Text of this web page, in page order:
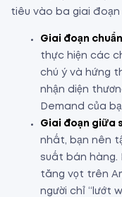
tiêu vào ba giai đoạn
Giai đoạn
thực hiện các
chú ý và hứng
nhận diện
Demand của
Giai đoạn giữa
nhất, bạn nên
suất bán hàng.
tăng vọt trên
người chỉ “lướt